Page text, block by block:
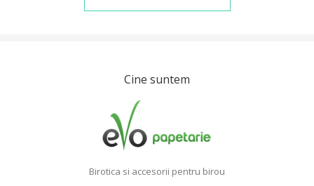
Cine suntem
Birotica si accesorii pentru birou